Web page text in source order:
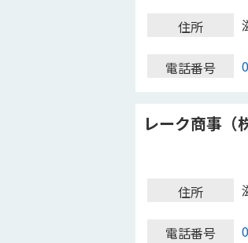
住所
電話番号
レーク商事（
住所
電話番号